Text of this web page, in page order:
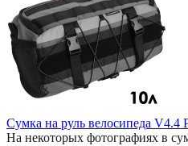
Сумка на руль велосипеда V4.4
На некоторых фотографиях в